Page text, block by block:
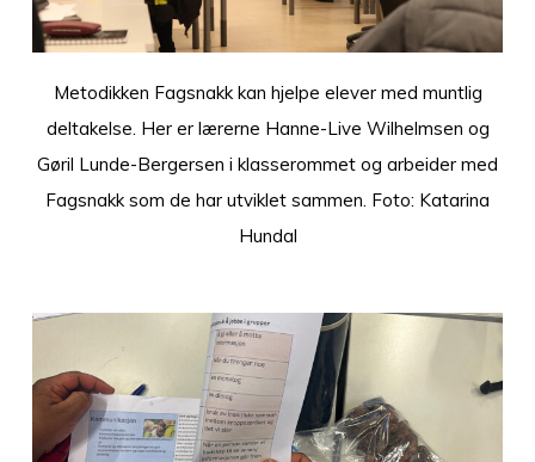
Metodikken Fagsnakk kan hjelpe elever med muntlig
deltakelse. Her er lærerne Hanne-Live Wilhelmsen og
Gøril Lunde-Bergersen i klasserommet og arbeider med
Fagsnakk som de har utviklet sammen. Foto: Katarina
Hundal